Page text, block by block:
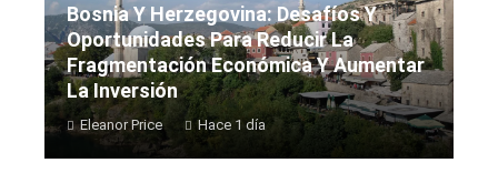
Bosnia Y Herzegovina: Desafíos Y
Oportunidades Para Reducir La
Fragmentación Económica Y Aumentar
La Inversión
Eleanor Price Hace 1 día